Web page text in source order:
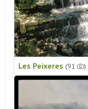
Les Peixeres (91 )